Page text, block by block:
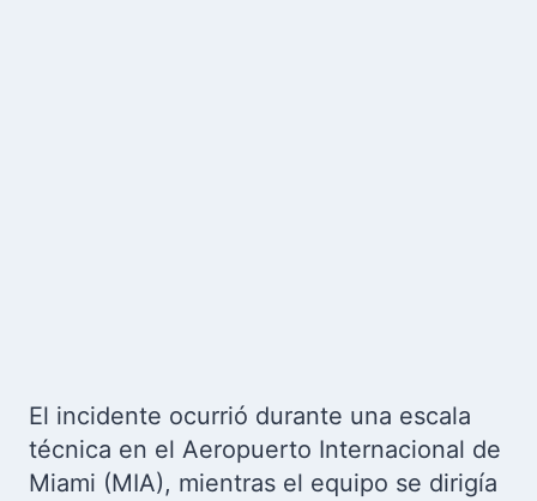
El incidente ocurrió durante una escala
técnica en el Aeropuerto Internacional de
Miami (MIA), mientras el equipo se dirigía